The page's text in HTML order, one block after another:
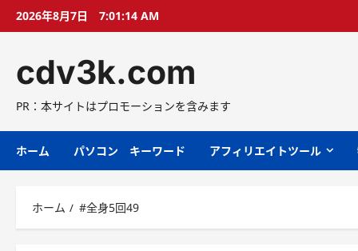
プ
2026年8月7日 7:01:15 AM
cdv3k.com
PR：本サイトはプロモーションを含みます
ホーム パソコン キーワード アフィリエイトツール
ホーム #全身5回49